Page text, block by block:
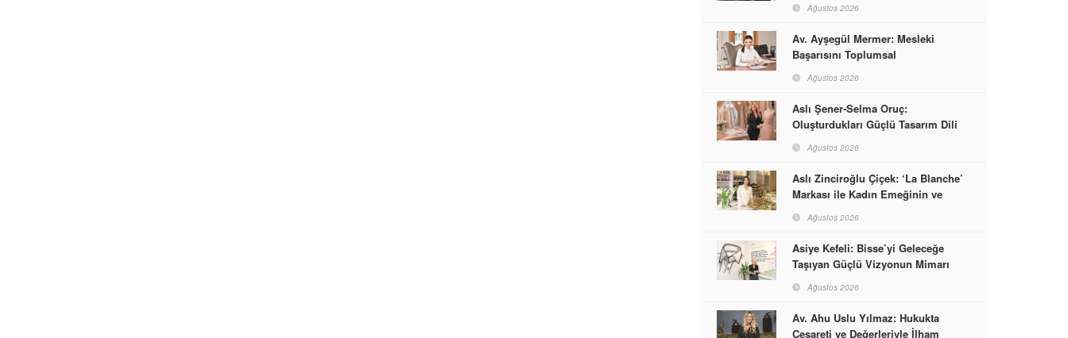
Ağustos 2026
Av. Ayşegül Mermer: Mesleki
Başarısını Toplumsal
Ağustos 2026
Aslı Şener-Selma Oruç:
Oluşturdukları Güçlü Tasarım Dili
Dünyasına İmzalarını Attılar
Ağustos 2026
Aslı Zinciroğlu Çiçek: ‘La Blanche’
Markası ile Kadın Emeğinin ve
Başarabileceğinin En Güzel
Örneğini Sunuyor
Ağustos 2026
Asiye Kefeli: Bisse’yi Geleceğe
Taşıyan Güçlü Vizyonun Mimarı
Ağustos 2026
Av. Ahu Uslu Yılmaz: Hukukta
Cesareti ve Değerleriyle İlham